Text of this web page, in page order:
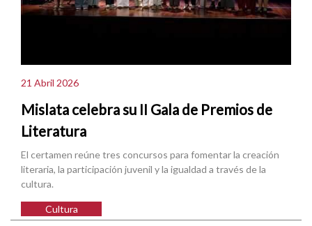
21 Abril 2026
Mislata celebra su II Gala de Premios de
Literatura
El certamen reúne tres concursos para fomentar la creación
literaria, la participación juvenil y la igualdad a través de la
cultura.
Cultura